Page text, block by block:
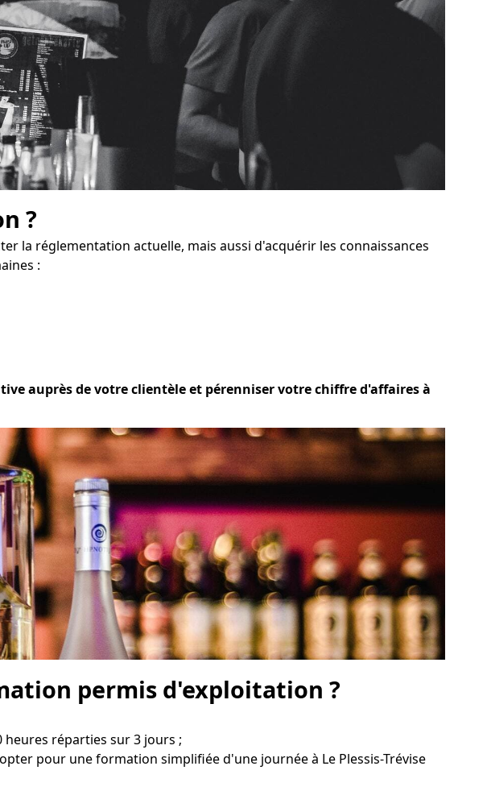
?
la réglementation actuelle, mais aussi d'acquérir les connaissances
:
auprès de votre clientèle et pérenniser votre chiffre d'affaires à
permis d'exploitation ?
réparties sur 3 jours ;
pour une formation simplifiée d'une journée à Le Plessis-Trévise